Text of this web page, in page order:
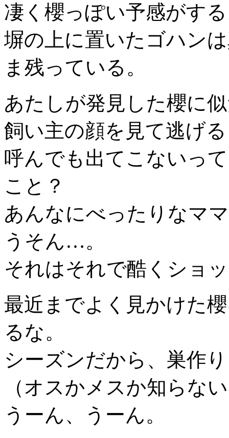
凄く櫻っぽい予感がす
塀の上に置いたゴハン
ま残っている。
あたしが発見した櫻に
飼い主の顔を見て逃げ
呼んでも出てこないっ
こと？
あんなにべったりなマ
うそん…。
それはそれで酷くショ
最近までよく見かけた
るな。
シーズンだから、巣作
（オスかメスか知らな
うーん、うーん。